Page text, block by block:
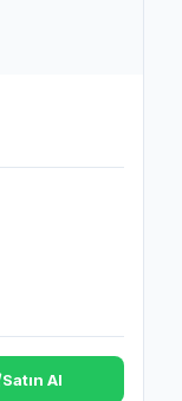
Satın Al